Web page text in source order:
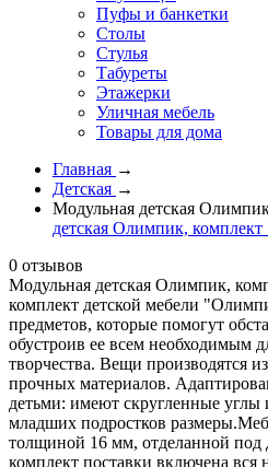
Пуфы и банкетки
Столы
Стулья
Табуреты
Этажерки
Уличная мебель
Товары для дома
Главная →
Детская →
Модульная детская
детская Олимпик, комплект
0 отзывов
Модульная детская Олимпик,
комплект детской мебели
предметов, которые помогут
обустроив ее всем необходимым
творчества. Вещи производятся
прочных материалов.
детьми: имеют скругленные углы
младших подростков
толщиной 16 мм, отделанной под
комплект поставки включена вся